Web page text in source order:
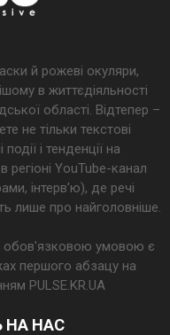
й рожеві окуляри,
в життєдіяльності
області. Відтепер –
не тільки текстові
і тенденції на
YouTube-канал
інтерв’ю), де речі
лише про найголовніше.
обов'язковою умовою є
першого абзацу на
PULSE.KR.UA
НА НАС